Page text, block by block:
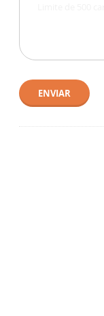
ENVIAR